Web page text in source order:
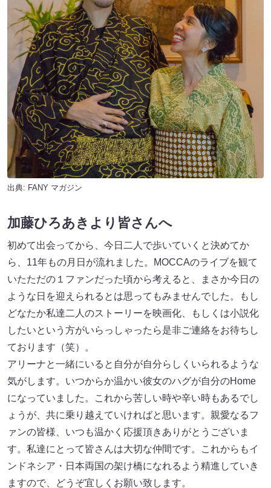
出典: FANY マガジン
加藤ひろあきより皆さんへ
初めて出会ってから、今日二人で歩いていくと決めてか
ら、11年もの月日が流れました。MOCCAのライブを観て
いたただの１ファンだった頃から考えると、まさか今日の
ような日を迎えられるとは思ってもみませんでした。もし
どなたか私達二人のストーリーを映画化、もしくは小説化
したいという方がいらっしゃったら是非ご連絡をお待ちし
ております（笑）。
アリーナと一緒にいると自分が自分らしくいられるような
気がします。いつからか温かい彼女のハグが自分のHome
になっていました。これから苦しい時や辛い時もあるでし
ょうが、共に乗り越えていければと思います。親愛なるフ
ァンの皆様、いつも温かく応援頂きありがとうございま
す。私達にとって皆さんは大切な仲間です。これからもイ
ンドネシア・日本両国の架け橋になれるよう精進していき
ますので、どうぞ宜しくお願い致します。